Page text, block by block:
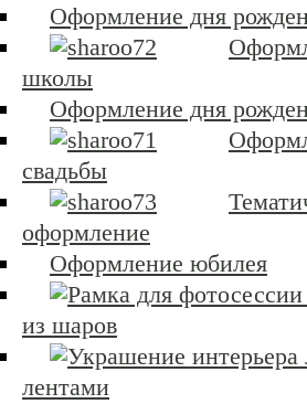
Оформление дня
школы
Оформление дня
свадьбы
оформление
Оформление юбилея
из шаров
лентами